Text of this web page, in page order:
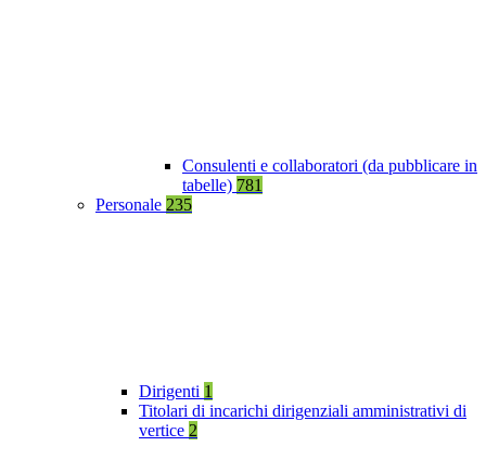
Consulenti e collaboratori (da pubblicare in
tabelle) 781
Personale 235
Dirigenti 1
Titolari di incarichi dirigenziali amministrativi di
vertice 2